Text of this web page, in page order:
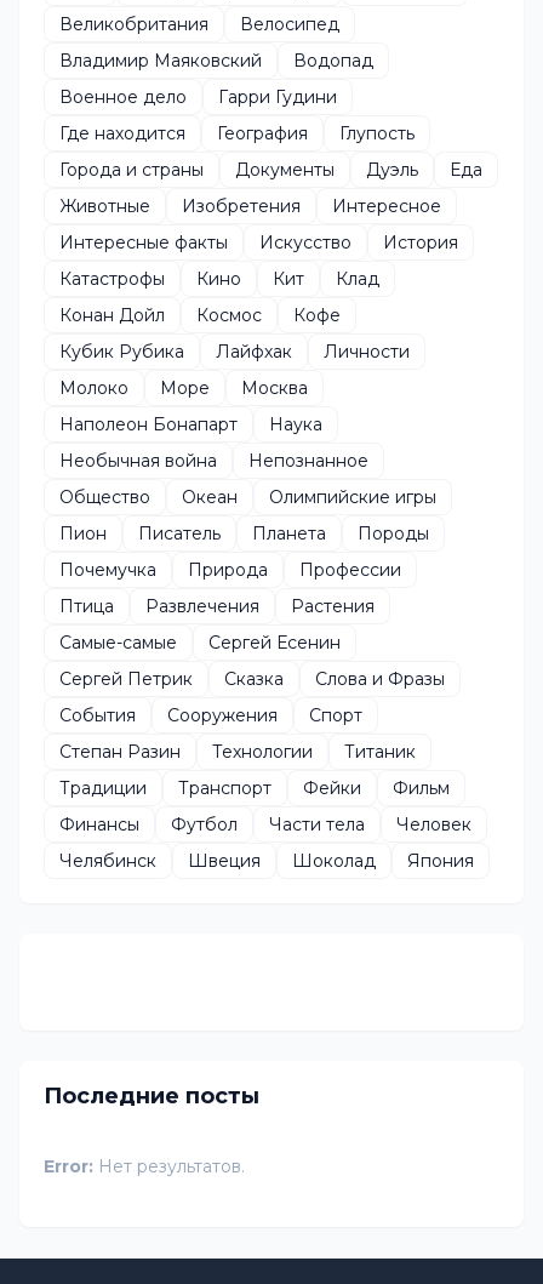
Великобритания
Велосипед
Владимир Маяковский
Водопад
Военное дело
Гарри Гудини
Где находится
География
Глупость
Города и страны
Документы Дуэль
Еда
Животные
Изобретения
Интересное
Интересные факты
Искусство
История
Катастрофы
Кино Кит
Клад
Конан Дойл
Космос
Кофе
Кубик Рубика
Лайфхак
Личности
Молоко
Море
Москва
Наполеон Бонапарт
Наука
Необычная война
Непознанное
Общество
Океан
Олимпийские игры
Пион
Писатель Планета
Породы
Почемучка
Природа
Профессии
Птица
Развлечения
Растения
Самые-самые
Сергей Есенин
Сергей Петрик
Сказка
Слова и Фразы
События
Сооружения
Спорт
Степан Разин
Технологии
Титаник
Традиции
Транспорт Фейки
Фильм
Финансы
Футбол Части тела
Человек
Челябинск
Швеция Шоколад Япония
Последние посты
Error: Нет результатов.